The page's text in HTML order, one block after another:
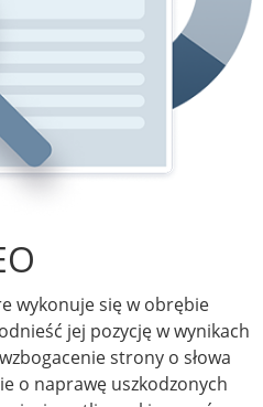
wykonuje się w obrębie
jej pozycję w wynikach
strony o słowa
o naprawę uszkodzonych